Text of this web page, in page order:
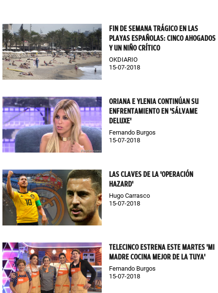
FIN DE SEMANA TRÁGICO EN LAS
PLAYAS ESPAÑOLAS: CINCO AHOGADOS
Y UN NIÑO CRÍTICO
OKDIARIO
15-07-2018
ORIANA E YLENIA CONTINÚAN SU
ENFRENTAMIENTO EN 'SÁLVAME
DELUXE'
Fernando Burgos
15-07-2018
LAS CLAVES DE LA 'OPERACIÓN
HAZARD'
Hugo Carrasco
15-07-2018
TELECINCO ESTRENA ESTE MARTES 'MI
MADRE COCINA MEJOR DE LA TUYA'
Fernando Burgos
15-07-2018